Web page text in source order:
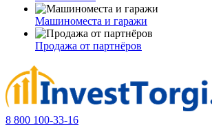
Машиноместа и гаражи
Продажа от партнёров
8 800 100-33-16